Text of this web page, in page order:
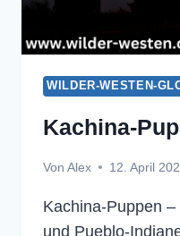
WILDER-WESTEN-
Kachina-
Von Alex 12. April
Kachina-Puppen
und Pueblo-